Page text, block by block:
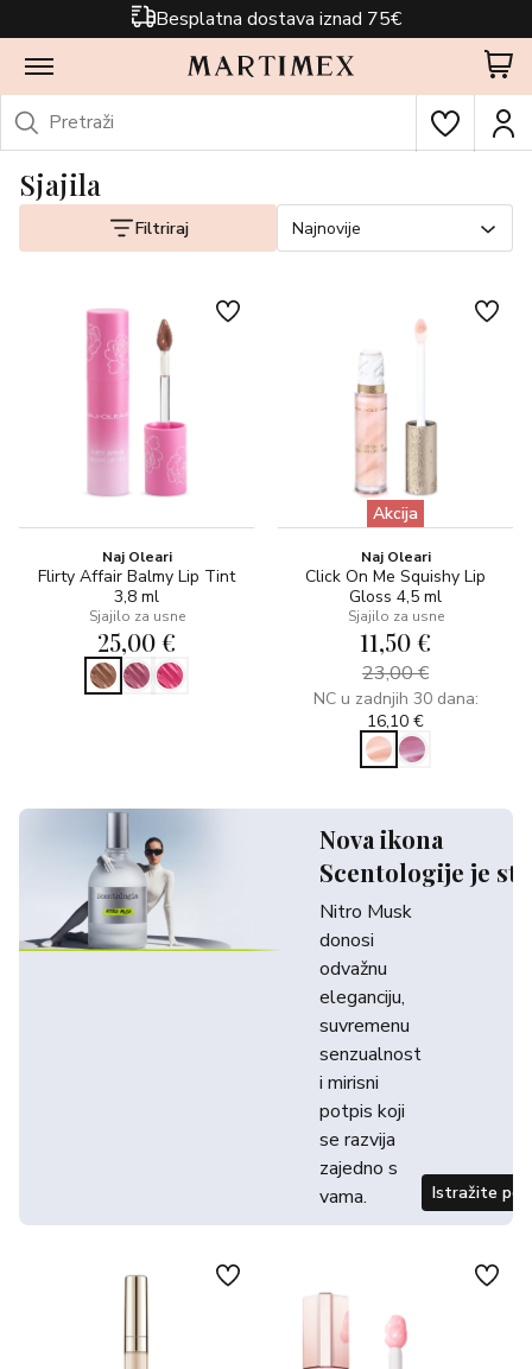
Besplatna dostava iznad 75€
Sjajila
Filtriraj Najnovije
Naj Oleari
Flirty Affair Balmy Lip Tint
3,8 ml
Sjajilo za usne
25,00 €
Akcija
Naj Oleari
Click On Me Squishy Lip
Gloss 4,5 ml
Sjajilo za usne
11,50 €
23,00 €
NC u zadnjih 30 dana:
16,10 €
Nova ikona
Scentologije je
Nitro Musk
donosi
odvažnu
eleganciju,
suvremenu
senzualnost
i mirisni
potpis koji
se razvija
zajedno s
vama.
Istražite